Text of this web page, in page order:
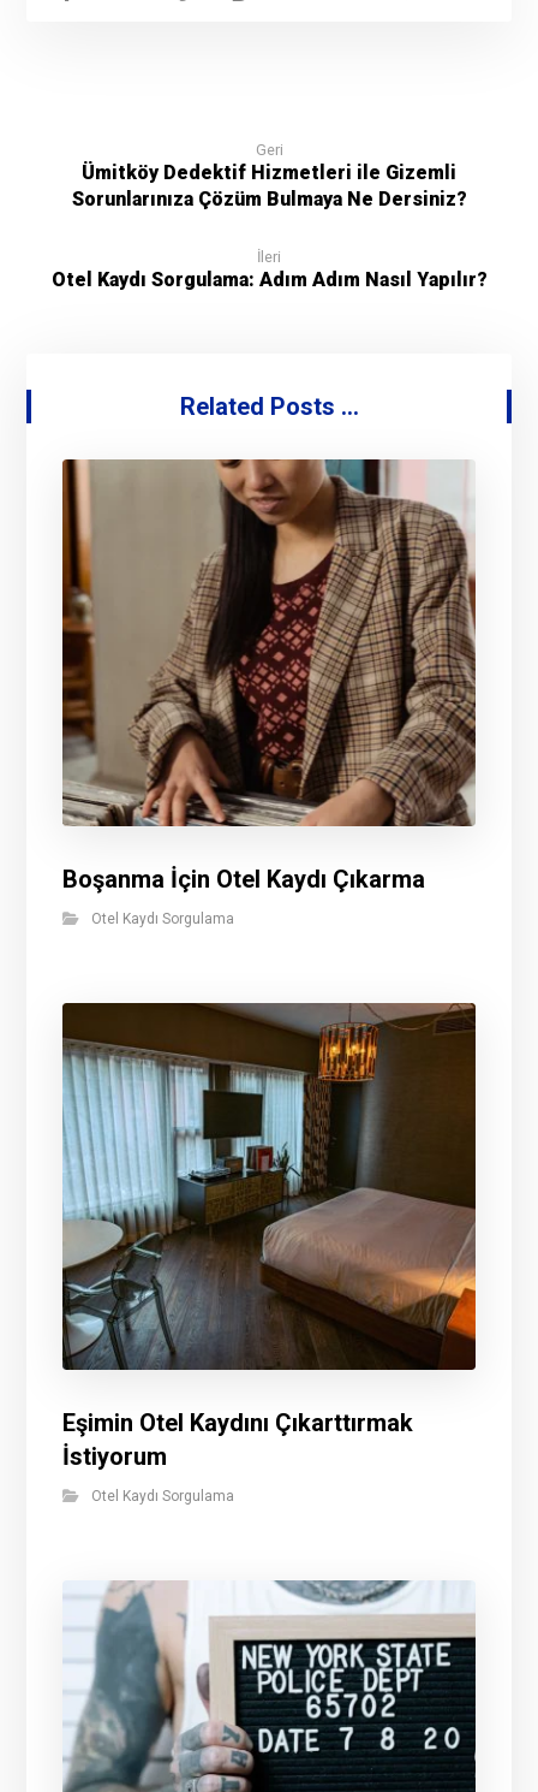
Geri
Ümitköy Dedektif Hizmetleri ile Gizemli
Sorunlarınıza Çözüm Bulmaya Ne Dersiniz?
İleri
Otel Kaydı Sorgulama: Adım Adım Nasıl Yapılır?
Related Posts ...
Boşanma İçin Otel Kaydı Çıkarma
Otel Kaydı Sorgulama
Eşimin Otel Kaydını Çıkarttırmak
İstiyorum
Otel Kaydı Sorgulama